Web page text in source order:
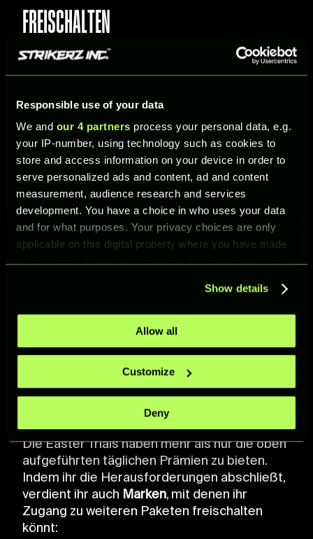
Responsible use of your data
We and our 4 partners process your personal data, e.g.
your IP-number, using technology such as cookies to
store and access information on your device in order to
serve personalized ads and content, ad and content
measurement, audience research and services
development. You have a choice in who uses your data
and for what purposes. Your privacy choices are only
applicable on this digital property where you have made
If you allow, we would also like to:
Collect information about your geographical location
Identify your device by actively scanning it for
specific characteristics (fingerprinting)
Find out more about how your personal data is processed
For more information about how we process your data,
please see ourCookie Policy .
Show details
Allow all
Customize
Deny
FREISCHALTEN
Durch den Abschluss aller täglichen
Bandbreite an Prämien:
CP und LP
Partikel und SP
Versus-Paket Lite
„Fresh Start“-Paket
Fußballerbrüder-Paket
Denkt daran: Der Abschluss einer täglichen
Herausforderung schaltet nicht nur die
Herausforderung für den nächsten Tag frei,
wertvollen Prämien, um eurer Performance
einen noch größeren Boost zu verleihen.
MEHR SPIEL, MEHR MÖGLICHKEITEN
Die Easter Trials haben mehr als nur die oben
aufgeführten täglichen Prämien zu bieten.
Indem ihr die Herausforderungen abschließt,
verdient ihr auch Marken, mit denen ihr
Zugang zu weiteren Paketen freischalten
könnt: